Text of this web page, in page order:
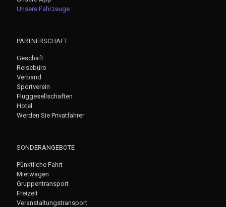
Unsere Fahrzeuge
PARTNERSCHAFT
Geschäft
Reisebüro
Verband
Sportverein
Fluggesellschaften
Hotel
Werden Sie Privatfahrer
SONDERANGEBOTE
Pünktliche Fahrt
Mietwagen
Gruppentransport
Freizeit
Veranstaltungstransport